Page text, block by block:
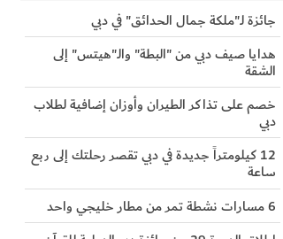
جائزة لـ"ملكة جمال الحدائق" في دبي
هدايا صيف دبي من "البطة" والـ"هيتس" إلى
الشقة
خصم على تذاكر الطيران وأوزان إضافية لطلاب
دبي
12 كيلومتراً جديدة في دبي تقصر رحلتك إلى ربع
ساعة
6 مسارات نشطة تمر من مطار خليجي واحد